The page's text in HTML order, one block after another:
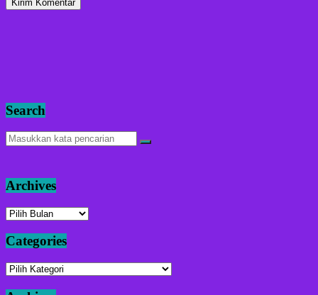
Search
Archives
Archives
Categories
Categories